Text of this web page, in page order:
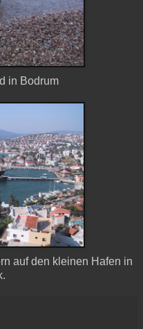
in Bodrum
auf den kleinen Hafen in